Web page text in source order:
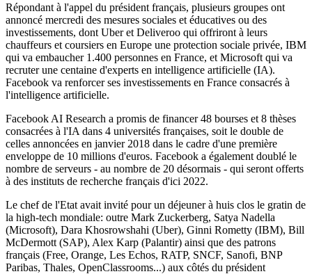
Répondant à l'appel du président français, plusieurs groupes ont
annoncé mercredi des mesures sociales et éducatives ou des
investissements, dont Uber et Deliveroo qui offriront à leurs
chauffeurs et coursiers en Europe une protection sociale privée, IBM
qui va embaucher 1.400 personnes en France, et Microsoft qui va
recruter une centaine d'experts en intelligence artificielle (IA).
Facebook va renforcer ses investissements en France consacrés à
l'intelligence artificielle.
Facebook AI Research a promis de financer 48 bourses et 8 thèses
consacrées à l'IA dans 4 universités françaises, soit le double de
celles annoncées en janvier 2018 dans le cadre d'une première
enveloppe de 10 millions d'euros. Facebook a également doublé le
nombre de serveurs - au nombre de 20 désormais - qui seront offerts
à des instituts de recherche français d'ici 2022.
Le chef de l'Etat avait invité pour un déjeuner à huis clos le gratin de
la high-tech mondiale: outre Mark Zuckerberg, Satya Nadella
(Microsoft), Dara Khosrowshahi (Uber), Ginni Rometty (IBM), Bill
McDermott (SAP), Alex Karp (Palantir) ainsi que des patrons
français (Free, Orange, Les Echos, RATP, SNCF, Sanofi, BNP
Paribas, Thales, OpenClassrooms...) aux côtés du président